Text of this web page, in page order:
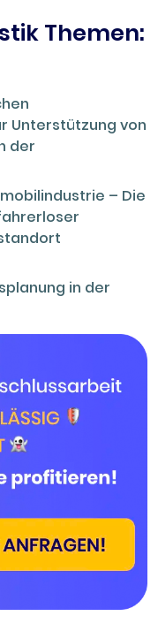
Themen:
Unterstützung von
der
– Die
in der